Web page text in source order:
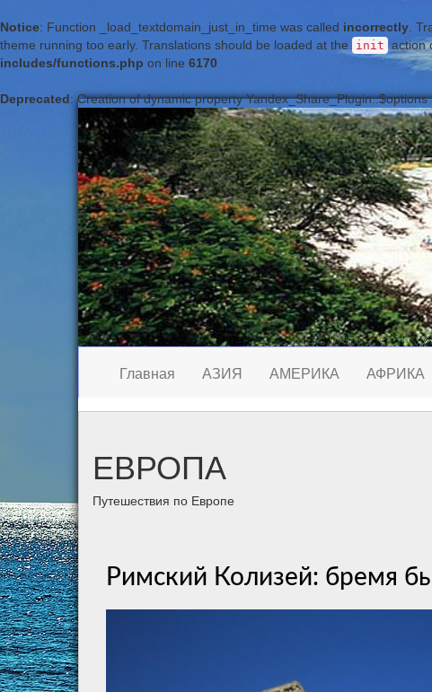
Notice: Function _load_textdomain_just_in_time was called incorrectly .
theme running too early. Translations should be loaded at the
init action
includes/functions.php on line 6170
Deprecated: Creation of dynamic property
Главная АЗИЯ АМЕРИКА АФРИКА
ЕВРОПА
Путешествия по Европе
Римский Колизей: бремя